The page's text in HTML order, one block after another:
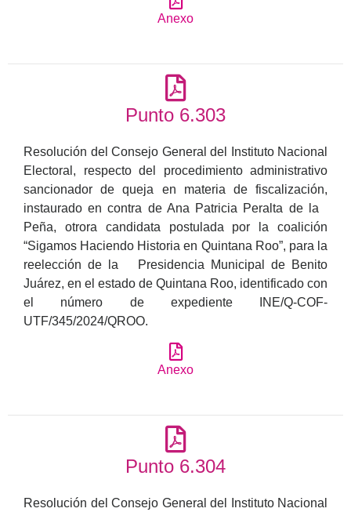
Anexo
Punto 6.303
Resolución del Consejo General del Instituto Nacional
Electoral, respecto del procedimiento administrativo
sancionador de queja en materia de fiscalización,
instaurado en contra de Ana Patricia Peralta de la
Peña, otrora candidata postulada por la coalición
“Sigamos Haciendo Historia en Quintana Roo”, para la
reelección de la Presidencia Municipal de Benito
Juárez, en el estado de Quintana Roo, identificado con
el número de expediente INE/Q-COF-
UTF/345/2024/QROO.
Anexo
Punto 6.304
Resolución del Consejo General del Instituto Nacional